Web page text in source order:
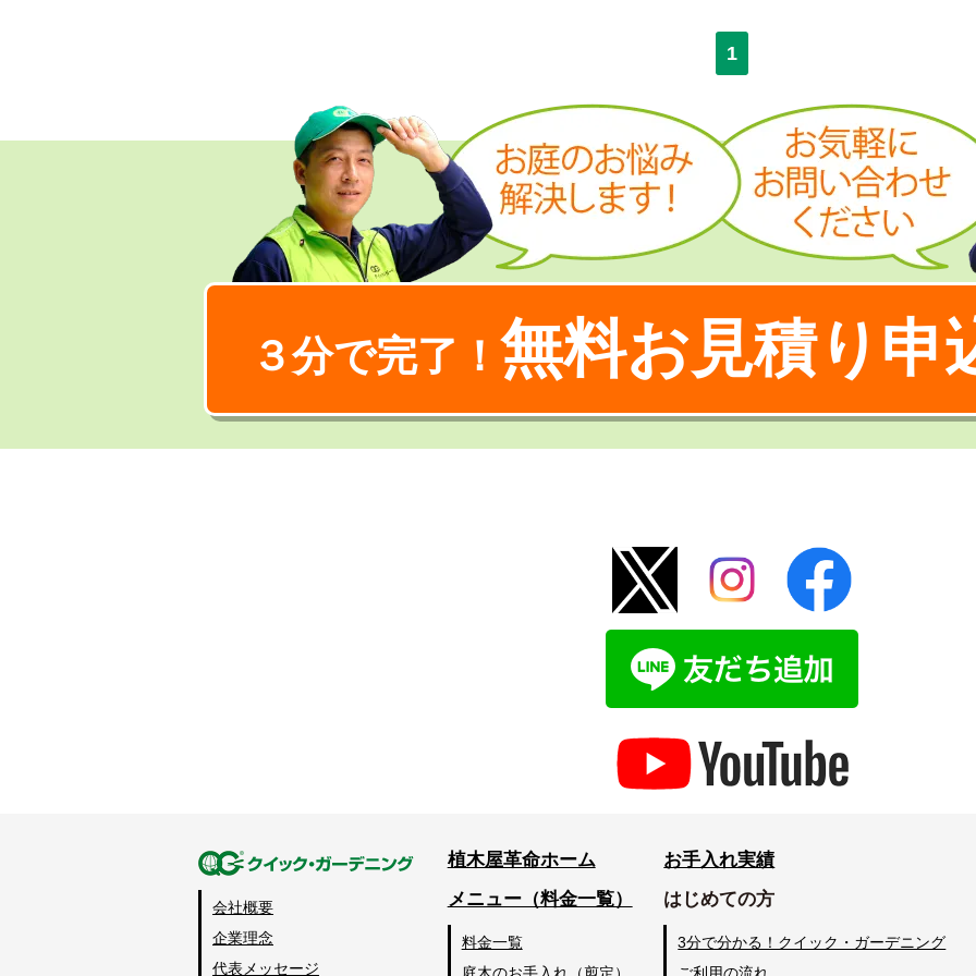
1
３分で完了！ 無料お見積り申
会社概要
企業理念
代表メッセージ
植木屋革命ホーム
メニュー（料金一覧）
料金一覧
お手入れ実績
はじめての方
3分で分かる！クイック・ガーデニング